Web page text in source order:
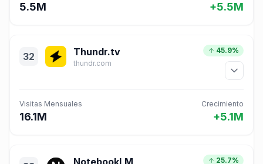
5.5M +5.5M
32 Thundr.tv
thundr.com
45.9%
Visitas Mensuales
16.1M
Crecimiento
+5.1M
NotebookLM 25.7%